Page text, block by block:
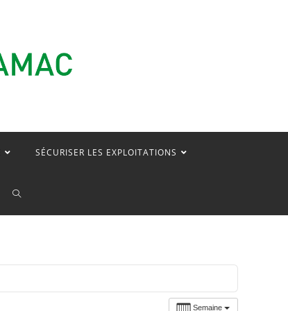
SÉCURISER LES EXPLOITATIONS
TOGGLE
Semaine